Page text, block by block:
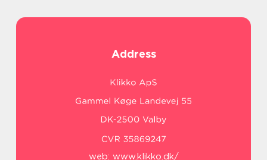
Address
web: www.klikko.dk/